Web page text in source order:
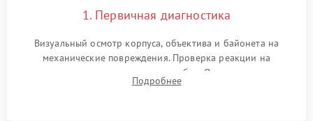
1. Первичная диагностика
Визуальный осмотр корпуса, объектива и байонета на
механические повреждения. Проверка реакции на
включение, считывание кодов ошибок. Оценка состояния
матрицы и затвора, проверка работы автофокуса и вспышки.
Подробнее